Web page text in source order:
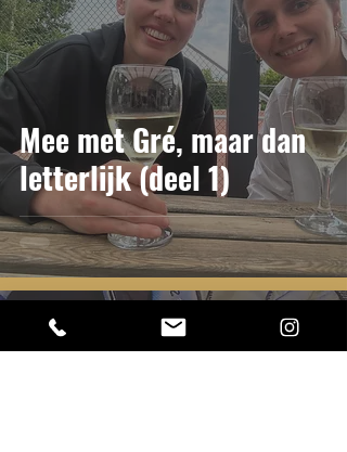
Mee met Gré, maar dan
letterlijk (deel 1)
5 minuten om te lezen